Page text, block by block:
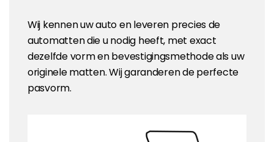
Wij kennen uw auto en leveren precies de
automatten die u nodig heeft, met exact
dezelfde vorm en bevestigingsmethode als uw
originele matten. Wij garanderen de perfecte
pasvorm.